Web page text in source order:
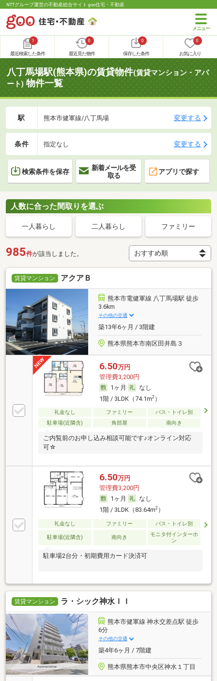
NTTグループ運営の不動産総合サイト goo住宅・不動産
1
最近検索した条件
0
最近見た物件
0
保存した条件
0
お気に入り
八丁馬場駅(熊本県)の賃貸物件(賃貸マンション・アパ
ート) 物件一覧
駅 熊本市健軍線/八丁馬場 変更する
条件 指定なし 変更する
検索条件を保存
新着メールを受
取る
アプリで探す
人数に合った間取りを選ぶ
一人暮らし 二人暮らし ファミリー
985件が該当しました。
賃貸マンション アクアＢ
熊本市電健軍線 八丁馬場駅 徒歩
3.6km
その他の交通
築13年6ヶ月 / 3階建
熊本県熊本市南区田井島３
6.50万円
管理費3,200円
1ヶ月
なし
1階 / 3LDK（74.1m2）
礼金なし ファミリー
バス・トイレ別
駐車場(近隣含)
角部屋 南向き
ご内覧前のお申し込み相談可能です♪オンライン対応
可☆
6.50万円
管理費3,200円
1ヶ月
なし
1階 / 3LDK（83.64m2）
礼金なし ファミリー バス・トイレ別
駐車場(近隣含) 南向き
モニタ付インターホ
ン
駐車場2台分・初期費用カード決済可
賃貸マンション ラ・シック神水ＩＩ
熊本市健軍線 神水交差点駅 徒歩
6分
その他の交通
築4年6ヶ月 / 7階建
熊本県熊本市中央区神水１丁目